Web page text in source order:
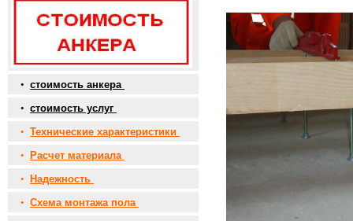
• стоимость анкера
• стоимость услуг
• Технические характеристики
•
Расчет материала
•
Надежность
• Схема монтажа пола